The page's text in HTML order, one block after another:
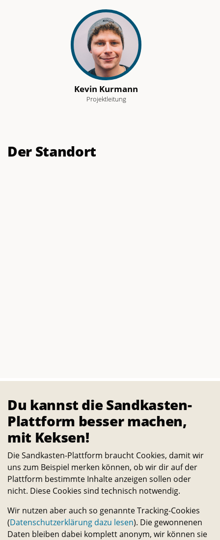
Kevin Kurmann
Projektleitung
Der Standort
Startseite Projekte Bücherzelle am Campus Nord
Über
Die Sandkasten-Plattform ist für alle, die ein Interesse
daran haben, das Leben auf dem Campus und in der
Du kannst die Sandkasten-
Plattform besser machen,
mit Keksen!
Die Sandkasten-Plattform braucht Cookies, damit wir
uns zum Beispiel merken können, ob wir dir auf der
Plattform bestimmte Inhalte anzeigen sollen oder
nicht. Diese Cookies sind technisch notwendig.
Wir nutzen aber auch so genannte Tracking-Cookies
(Datenschutzerklärung dazu lesen). Die gewonnenen
Daten bleiben dabei komplett anonym, wir können sie